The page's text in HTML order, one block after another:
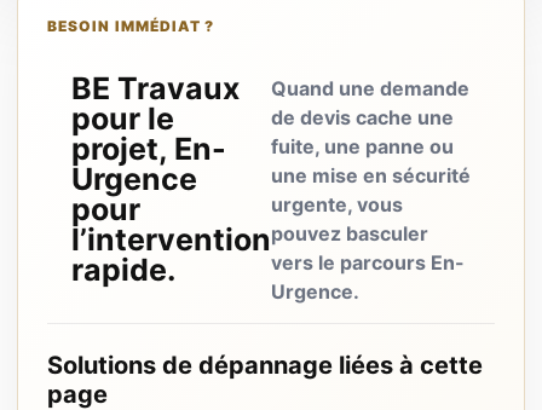
BESOIN IMMÉDIAT ?
BE Travaux
pour le
projet, En-
Urgence
pour
l’intervention
rapide.
Quand une demande
de devis cache une
fuite, une panne ou
une mise en sécurité
urgente, vous
pouvez basculer
vers le parcours En-
Urgence.
Solutions de dépannage liées à cette
page